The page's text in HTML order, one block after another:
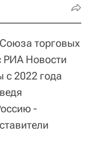
торговых
РИА Новости
с 2022 года
-